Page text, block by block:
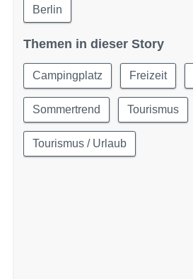
Berlin
Themen in dieser Story
Campingplatz Freizeit
Sommertrend Tourismus
Tourismus / Urlaub